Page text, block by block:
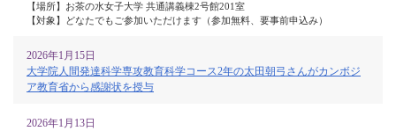
【場所】お茶の水女子大学 共通講義棟2号館201室
【対象】どなたでもご参加いただけます（参加無料、要事前申込み）
2026年1月15日
大学院人間発達科学専攻教育科学コース2年の太田朝弓さんがカンボジ
ア教育省から感謝状を授与
2026年1月13日